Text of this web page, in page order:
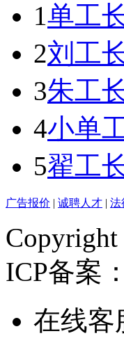
1单工
2刘工
3朱工
4小单
5翟工
广告报价 | 诚聘人才 | 法
Copyright
ICP备案
在线客